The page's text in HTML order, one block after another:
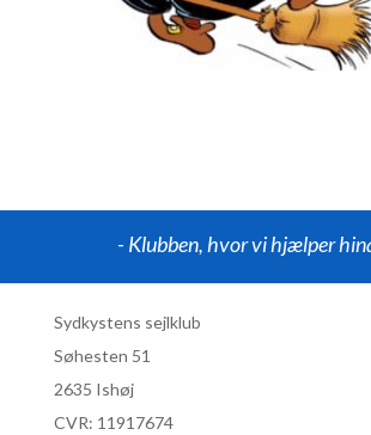
- Klubben, hvor vi hjælper
Sydkystens sejlklub
Søhesten 51
2635 Ishøj
CVR: 11917674